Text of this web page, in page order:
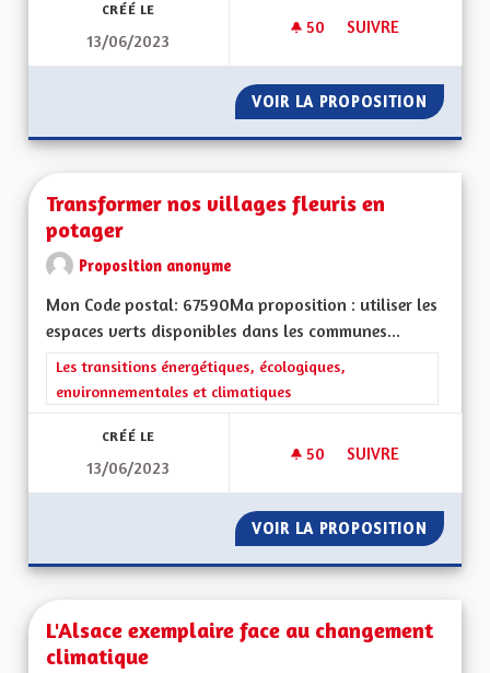
CRÉÉ LE
13/06/2023
50 50 ABONNÉS
SUIVRE
VOIR LA PROPOSITION POUR
Transformer nos villages fleuris en
potager
Proposition anonyme
Mon Code postal: 67590Ma proposition : utiliser les
espaces verts disponibles dans les communes...
Filtrer les résultats de la catégorie : Les transitions
Les transitions énergétiques, écologiques,
environnementales et climatiques
CRÉÉ LE
13/06/2023
50 50 ABONNÉS
SUIVRE
VOIR LA PROPOSITION
L'Alsace exemplaire face au changement
climatique